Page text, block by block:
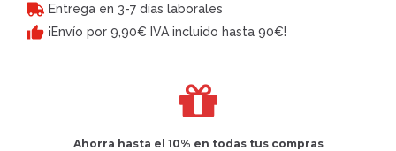
Entrega en 3-7 días laborales
¡Envío por 9,90€ IVA incluido hasta 90€!
Ahorra hasta el 10% en todas tus compras